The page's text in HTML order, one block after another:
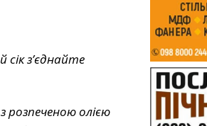
з’єднайте
розпеченою олією